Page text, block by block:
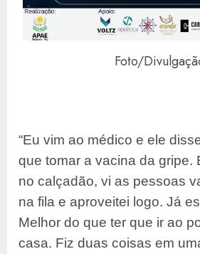
Foto/
“Eu vim ao médico e ele
que tomar a vacina da gripe.
no calçadão, vi as pessoas
na fila e aproveitei logo. Já
Melhor do que ter que ir ao
casa. Fiz duas coisas em